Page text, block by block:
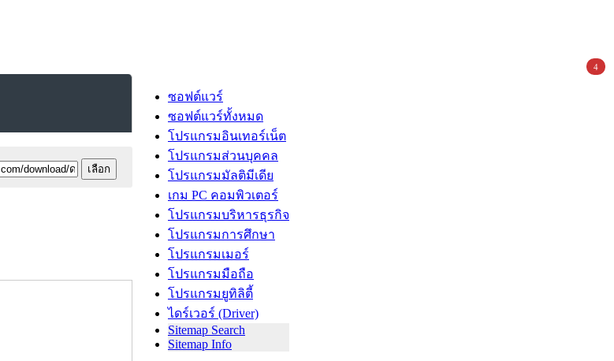
ซอฟต์แวร์
ซอฟต์แวร์ทั้งหมด
โปรแกรมอินเทอร์เน็ต
โปรแกรมส่วนบุคคล
โปรแกรมมัลติมีเดีย
เกม PC คอมพิวเตอร์
โปรแกรมบริหารธุรกิจ
โปรแกรมการศึกษา
โปรแกรมเมอร์
โปรแกรมมือถือ
โปรแกรมยูทิลิตี้
ไดร์เวอร์ (Driver)
Sitemap Search
Sitemap Info
4